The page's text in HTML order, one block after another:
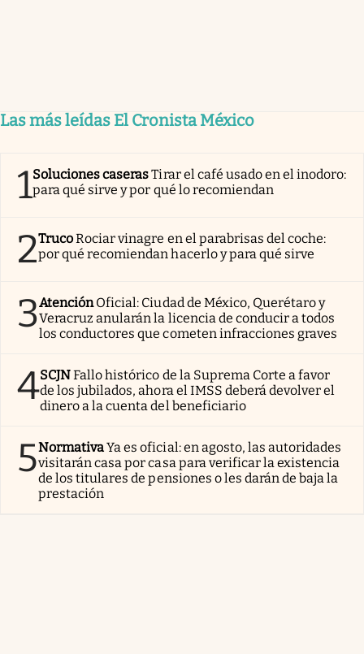
Las más leídas El Cronista México
1Soluciones caserasTirar el café usado en el inodoro:
para qué sirve y por qué lo recomiendan
2TrucoRociar vinagre en el parabrisas del coche:
por qué recomiendan hacerlo y para qué sirve
3AtenciónOficial: Ciudad de México, Querétaro y
Veracruz anularán la licencia de conducir a todos
los conductores que cometen infracciones graves
4SCJNFallo histórico de la Suprema Corte a favor
de los jubilados, ahora el IMSS deberá devolver el
dinero a la cuenta del beneficiario
5NormativaYa es oficial: en agosto, las autoridades
visitarán casa por casa para verificar la existencia
de los titulares de pensiones o les darán de baja la
prestación